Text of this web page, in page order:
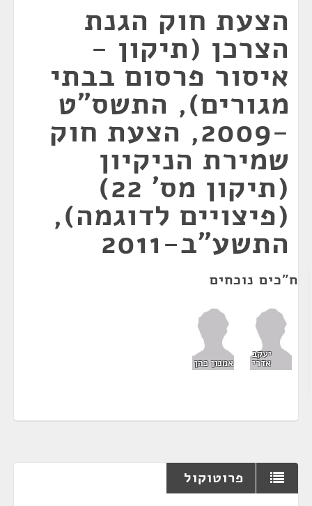
הצעת חוק הגנת
הצרכן (תיקון -
איסור פרסום בבתי
מגורים), התשס"ט
-2009, הצעת חוק
שמירת הניקיון
(תיקון מס' 22)
(פיצויים לדוגמה),
התשע"ב-2011
ח"כים נוכחים
יעקב
אדרי אמנון כהן
פרוטוקול